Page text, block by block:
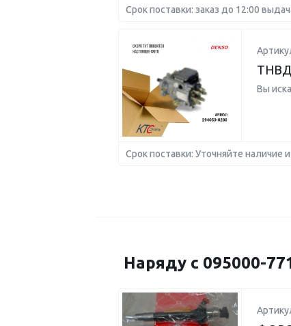
Срок поставки: заказ до 12:00
ТНВД
Вы
Срок поставки: Уточняйте наличие
Наряду с 095000-